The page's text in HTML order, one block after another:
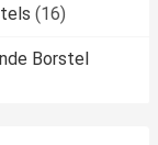
(16)
Borstel